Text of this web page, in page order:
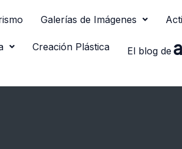
Galerías de Imágenes
Creación Plástica El blog de